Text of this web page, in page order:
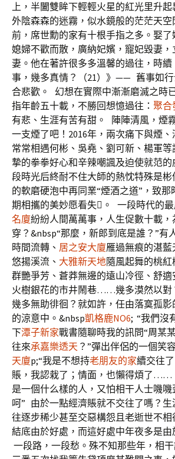
上，半闔雙眸下輕輕火星的紅光里升
外陰森森的迷霧，似水鏡般的茫茫天
前，席世勳的家有十根手指之多。娶
媳婦不歡而散，廣納妃嬪，寵妃毀妻，
妻。他在著許很多多溫馨的過往，時續
事，幾多真情？（21）》—— 舊事如
合悲歡。
幻想在實際中漸漸磨滅之時
指年齡五十載，不勝回想憶過往： 聚合
有悲、生涯有苦有甜。
陣陣清風，煙
一支煙了吧！2016年，兩次痛下與煙
常常相遇何彬、吳堯、劉可新、楊軍
摯的拳拳好心和辛辣嘲諷及迫使就范
段時光后終耐不住大師的熱忱特殊是
的軟磨硬泡中再同業“煙酒之道”，致
期相攜的美妙愿看失。
一段時代的
名廈紛紛人間萬萬事，人生促數十載
穿？ &nbsp“那麼，新郎到底是誰？”有
時間流轉、 居之安大廈雁過無痕的湛
悠揚溪流、 大雅新天地隨風起舞的桃
群艷爭芳、蒼莽無邊的遠山冷徑、舒適
火樹銀花的市井鬧巷……幾多漠然以對
幾多無助徘徊？就如許，任由落寞孤
的涼意中。 &nbsp凱格鹿NO6; “我們沒
下潭子新家戰書隨聊時我的訊問“周某
往來承嘉樂透天 ？”彈出伴侶的一個笑
天廈p;“我是不想持老朋友的家續交往
賬，我認栽了；情面，也懶得煩了……
是一個什么樣的人，又怕相干人士嘰
呵” 由於一點經濟賬就不交往了嗎？
往逐步稀少甚至交惡構怨且老逝世不相
結底由於好處，而這好處中年夜多是由
一段路，一段愁。殊不知那些年，相